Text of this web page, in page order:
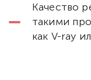
Качество
такими
как V-ray